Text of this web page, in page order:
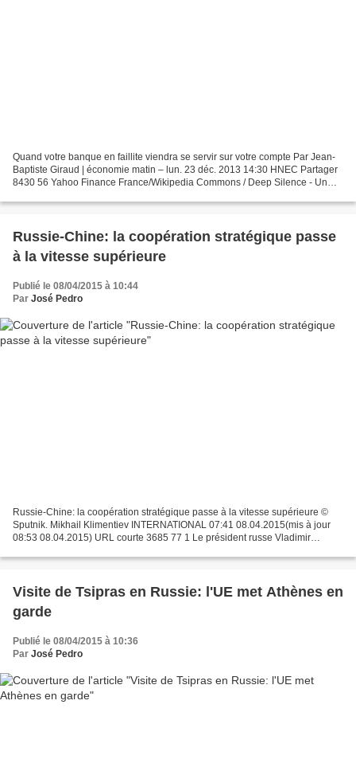
Quand votre banque en faillite viendra se servir sur votre compte Par Jean-
Baptiste Giraud | économie matin – lun. 23 déc. 2013 14:30 HNEC Partager
8430 56 Yahoo Finance France/Wikipedia Commons / Deep Silence - Un
Russie-Chine: la coopération stratégique passe
à la vitesse supérieure
Publié le 08/04/2015 à 10:44
Par José Pedro
Russie-Chine: la coopération stratégique passe à la vitesse supérieure ©
Sputnik. Mikhail Klimentiev INTERNATIONAL 07:41 08.04.2015(mis à jour
08:53 08.04.2015) URL courte 3685 77 1 Le président russe Vladimir
Visite de Tsipras en Russie: l'UE met Athènes en
garde
Publié le 08/04/2015 à 10:36
Par José Pedro